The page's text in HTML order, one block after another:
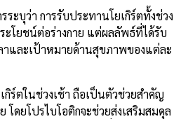
ะบุว่า การรับประทานโยเกิร์ตทั้งช่วง
ะโยชน์ต่อร่างกาย แต่ผลลัพธ์ที่ได้รับ
าและเป้าหมายด้านสุขภาพของแต่ละ
กิร์ตในช่วงเช้า ถือเป็นตัวช่วยสำคัญ
โดยโปรไบโอติกจะช่วยส่งเสริมสมดุล